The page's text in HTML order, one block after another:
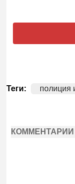
Теги: полиция
КОММЕНТАРИИ